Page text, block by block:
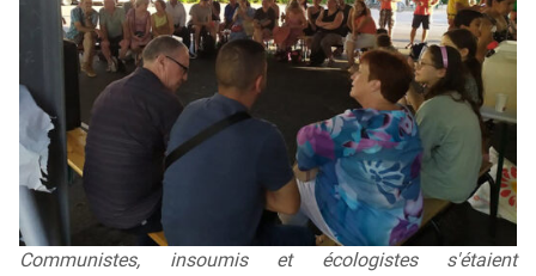
Communistes, insoumis et écologistes s'étaient